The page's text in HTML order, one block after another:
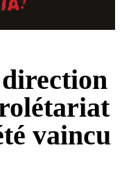
vaincu